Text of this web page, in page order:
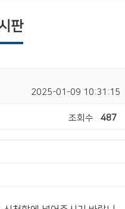
판
2025-01-09 10:31:15
조회수 487